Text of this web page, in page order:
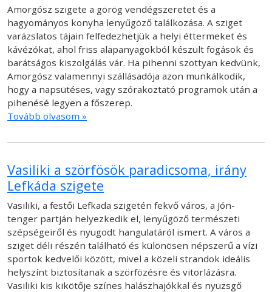
Amorgósz szigete a görög vendégszeretet és a
hagyományos konyha lenyűgöző találkozása. A sziget
varázslatos tájain felfedezhetjük a helyi éttermeket és
kávézókat, ahol friss alapanyagokból készült fogások és
barátságos kiszolgálás vár. Ha pihenni szottyan kedvünk,
Amorgósz valamennyi szállásadója azon munkálkodik,
hogy a napsütéses, vagy szórakoztató programok után a
pihenésé legyen a főszerep.
Tovább olvasom »
Vasiliki a szörfösök paradicsoma, irány
Lefkáda szigete
Vasiliki, a festői Lefkada szigetén fekvő város, a Jón-
tenger partján helyezkedik el, lenyűgöző természeti
szépségeiről és nyugodt hangulatáról ismert. A város a
sziget déli részén található és különösen népszerű a vízi
sportok kedvelői között, mivel a közeli strandok ideális
helyszínt biztosítanak a szörfözésre és vitorlázásra.
Vasiliki kis kikötője színes halászhajókkal és nyüzsgő